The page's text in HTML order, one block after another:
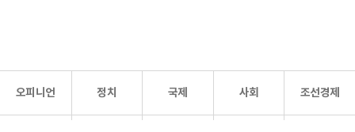
오피니언 정치 국제 사회 조선경제